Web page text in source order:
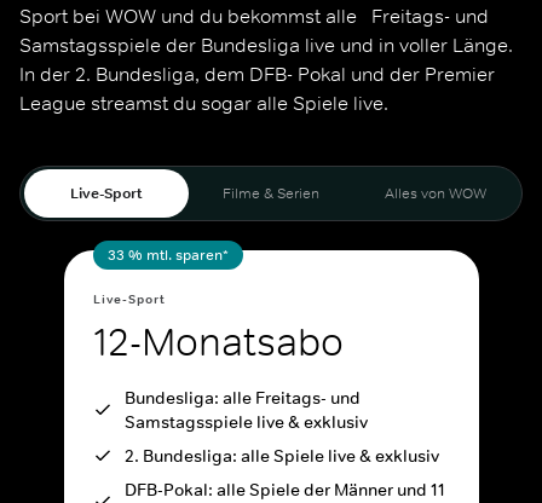
Sport bei WOW und du bekommst alle   Freitags- und
Samstagsspiele der Bundesliga live und in voller Länge.
In der 2. Bundesliga, dem DFB- Pokal und der Premier
League streamst du sogar alle Spiele live.
Live-Sport Filme & Serien Alles von WOW
33 % mtl. sparen*
Live-Sport
12-Monatsabo
Bundesliga: alle Freitags- und
Samstagsspiele live & exklusiv
2. Bundesliga: alle Spiele live & exklusiv
DFB-Pokal: alle Spiele der Männer und 11